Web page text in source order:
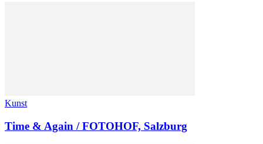
Kunst
Time & Again / FOTOHOF, Salzburg